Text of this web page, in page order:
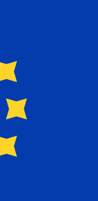
a
método de
las
tardan entre 1
pueden
límite de